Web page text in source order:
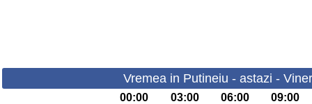
Vremea in Putineiu - astazi -
00:00 03:00 06:00 09:00